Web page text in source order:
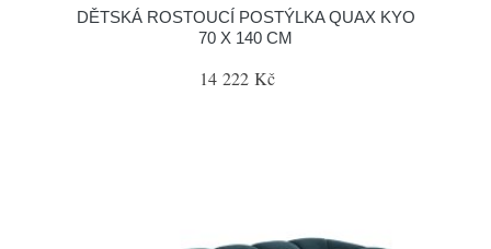
DĚTSKÁ ROSTOUCÍ POSTÝLKA QUAX KYO
70 X 140 CM
14 222 Kč